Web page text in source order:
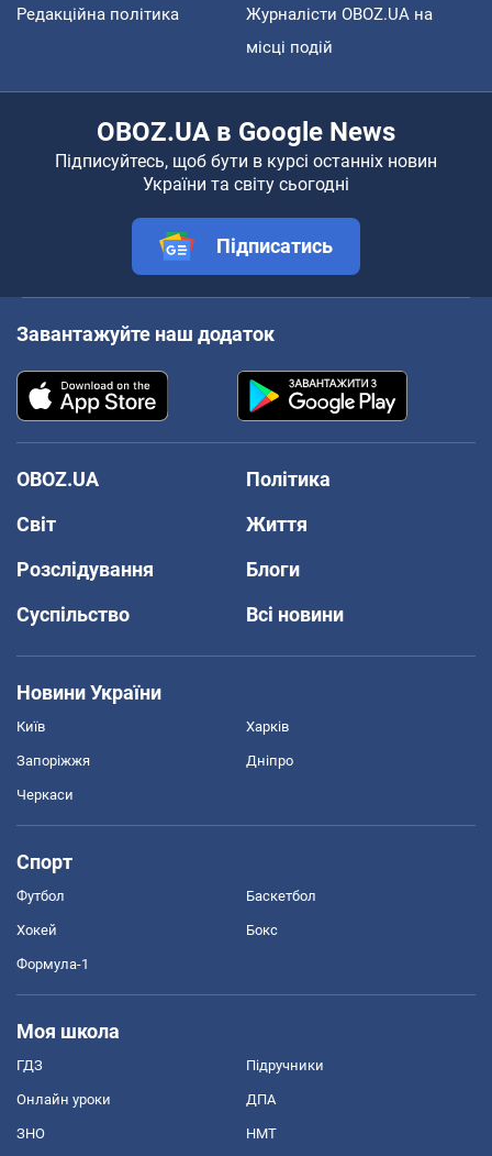
Редакційна політика
Журналісти OBOZ.UA на
місці подій
OBOZ.UA в Google News
Підписуйтесь, щоб бути в курсі останніх новин
України та світу сьогодні
Підписатись
Завантажуйте наш додаток
OBOZ.UA
Політика
Світ
Життя
Розслідування
Блоги
Суспільство
Всі новини
Новини України
Київ Харків
Запоріжжя Дніпро
Черкаси
Спорт
Футбол Баскетбол
Хокей Бокс
Формула-1
Моя школа
ГДЗ Підручники
Онлайн уроки ДПА
ЗНО НМТ